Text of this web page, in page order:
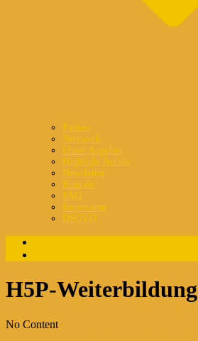
Partner
Netzwerk
Unser Angebot
Highlight Archiv
Newsletter
Kontakt
FAQ
Impressum
DSGVO
H5P-Weiterbildung
No Content